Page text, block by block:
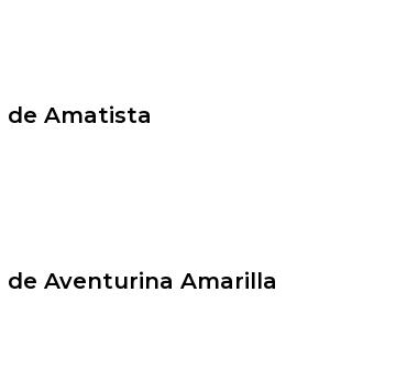
de Amatista
de Aventurina Amarilla